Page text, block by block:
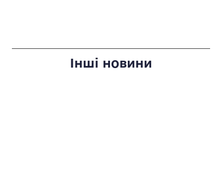
Інші новини